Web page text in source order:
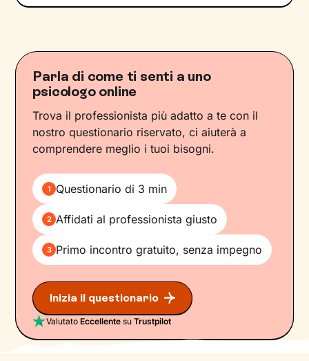
Parla di come ti senti a uno
psicologo online
Trova il professionista più adatto a te con il
nostro questionario riservato, ci aiuterà a
comprendere meglio i tuoi bisogni.
1 Questionario di 3 min
2 Affidati al professionista giusto
3 Primo incontro gratuito, senza impegno
Inizia il questionario
ValutatoEccellente suTrustpilot